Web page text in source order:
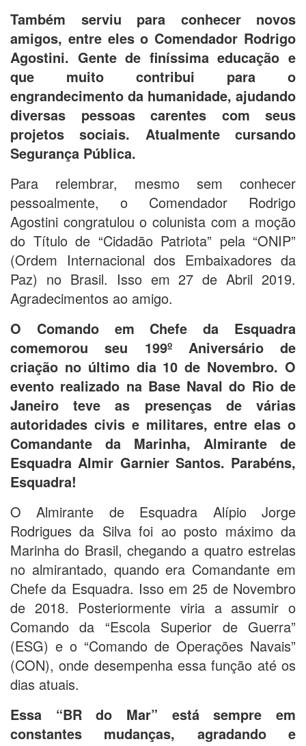
Também serviu para conhecer novos
amigos, entre eles o Comendador Rodrigo
Agostini. Gente de finíssima educação e
que muito contribui para o
engrandecimento da humanidade, ajudando
diversas pessoas carentes com seus
projetos sociais. Atualmente cursando
Segurança Pública.
Para relembrar, mesmo sem conhecer
pessoalmente, o Comendador Rodrigo
Agostini congratulou o colunista com a moção
do Título de “Cidadão Patriota” pela “ONIP”
(Ordem Internacional dos Embaixadores da
Paz) no Brasil. Isso em 27 de Abril 2019.
Agradecimentos ao amigo.
O Comando em Chefe da Esquadra
comemorou seu 199º Aniversário de
criação no último dia 10 de Novembro. O
evento realizado na Base Naval do Rio de
Janeiro teve as presenças de várias
autoridades civis e militares, entre elas o
Comandante da Marinha, Almirante de
Esquadra Almir Garnier Santos. Parabéns,
Esquadra!
O Almirante de Esquadra Alípio Jorge
Rodrigues da Silva foi ao posto máximo da
Marinha do Brasil, chegando a quatro estrelas
no almirantado, quando era Comandante em
Chefe da Esquadra. Isso em 25 de Novembro
de 2018. Posteriormente viria a assumir o
Comando da “Escola Superior de Guerra”
(ESG) e o “Comando de Operações Navais”
(CON), onde desempenha essa função até os
dias atuais.
Essa “BR do Mar” está sempre em
constantes mudanças, agradando e